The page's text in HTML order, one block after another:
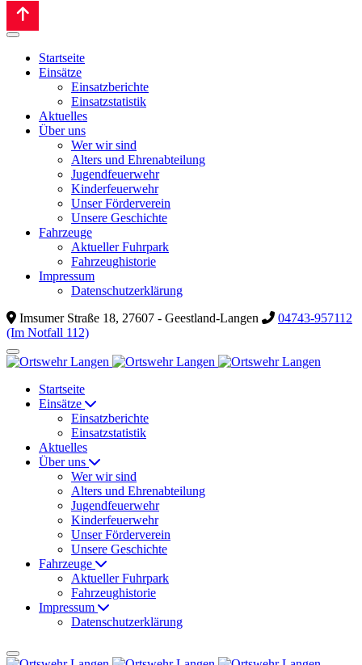
Startseite
Einsätze
Einsatzberichte
Einsatzstatistik
Aktuelles
Über uns
Wer wir sind
Alters und Ehrenabteilung
Jugendfeuerwehr
Kinderfeuerwehr
Unser Förderverein
Unsere Geschichte
Fahrzeuge
Aktueller Fuhrpark
Fahrzeughistorie
Impressum
Datenschutzerklärung
Imsumer Straße 18, 27607 - Geestland-Langen
04743-957112
(Im Notfall 112)
Startseite
Einsätze
Einsatzberichte
Einsatzstatistik
Aktuelles
Über uns
Wer wir sind
Alters und Ehrenabteilung
Jugendfeuerwehr
Kinderfeuerwehr
Unser Förderverein
Unsere Geschichte
Fahrzeuge
Aktueller Fuhrpark
Fahrzeughistorie
Impressum
Datenschutzerklärung